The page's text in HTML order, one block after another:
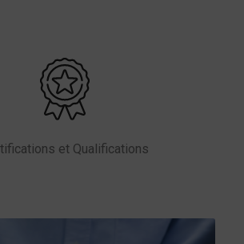
et Qualifications